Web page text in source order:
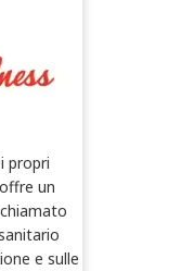
propri
un
e sulle